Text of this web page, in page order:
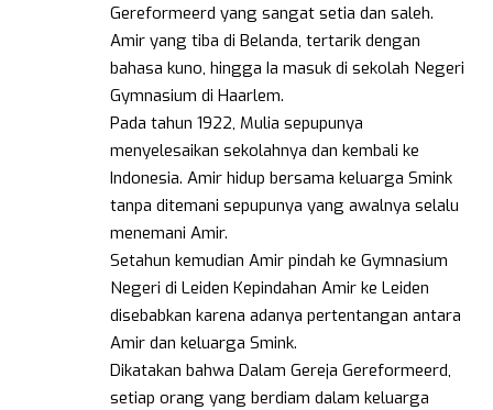
Gereformeerd yang sangat setia dan saleh.
Amir yang tiba di Belanda, tertarik dengan
bahasa kuno, hingga Ia masuk di sekolah Negeri
Gymnasium di Haarlem.
Pada tahun 1922, Mulia sepupunya
menyelesaikan sekolahnya dan kembali ke
Indonesia. Amir hidup bersama keluarga Smink
tanpa ditemani sepupunya yang awalnya selalu
menemani Amir.
Setahun kemudian Amir pindah ke Gymnasium
Negeri di Leiden Kepindahan Amir ke Leiden
disebabkan karena adanya pertentangan antara
Amir dan keluarga Smink.
Dikatakan bahwa Dalam Gereja Gereformeerd,
setiap orang yang berdiam dalam keluarga